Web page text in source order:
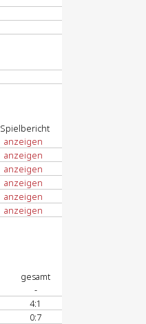
Spielbericht
anzeigen
anzeigen
anzeigen
anzeigen
anzeigen
anzeigen
gesamt
-
4:1
0:7